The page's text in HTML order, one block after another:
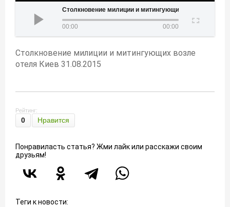
милиции и митингующих возле отеля Киев 31.08.2015
00:00 00:00
Столкновение милиции и митингующих возле
отеля Киев 31.08.2015
Рейтинг:
0 Нравится
Понравиласть статья? Жми лайк или расскажи своим
друзьям!
Теги к новости: